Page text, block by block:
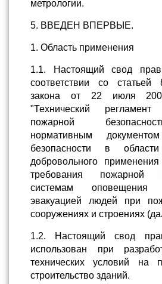
метрологии.
5. ВВЕДЕН ВПЕРВЫЕ.
1. Область применения
1.1. Настоящий свод
соответствии со статьей
закона от 22 июля
"Технический
пожарной
нормативным
безопасности в области
добровольного
требования пожарной
системам
эвакуацией людей при
сооружениях и строениях
1.2. Настоящий свод
использован при
технических условий на
строительство зданий.